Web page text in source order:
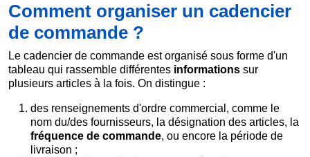
Comment organiser un cadencier
de commande ?
Le cadencier de commande est organisé sous forme d'un
tableau qui rassemble différentes informations sur
plusieurs articles à la fois. On distingue :
des renseignements d'ordre commercial, comme le
nom du/des fournisseurs, la désignation des articles, la
fréquence de commande, ou encore la période de
livraison ;